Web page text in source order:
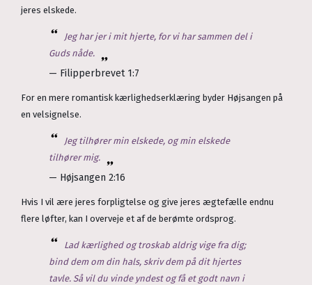
jeres elskede.
Jeg har jer i mit hjerte, for vi har sammen del i
Guds nåde.
— Filipperbrevet 1:7
For en mere romantisk kærlighedserklæring byder Højsangen på
en velsignelse.
Jeg tilhører min elskede, og min elskede
tilhører mig.
— Højsangen 2:16
Hvis I vil ære jeres forpligtelse og give jeres ægtefælle endnu
flere løfter, kan I overveje et af de berømte ordsprog.
Lad kærlighed og troskab aldrig vige fra dig;
bind dem om din hals, skriv dem på dit hjertes
tavle. Så vil du vinde yndest og få et godt navn i